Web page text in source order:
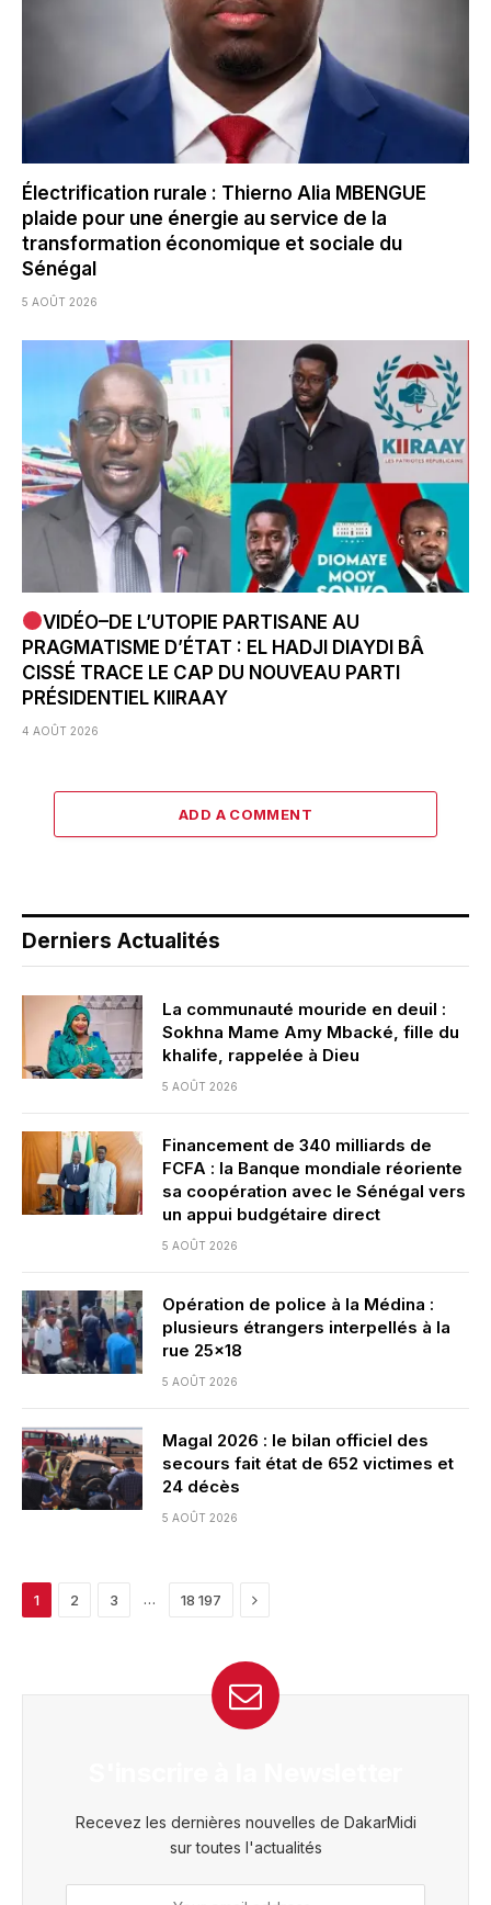
Électrification rurale : Thierno Alia MBENGUE
plaide pour une énergie au service de la
transformation économique et sociale du
Sénégal
5 AOÛT 2026
VIDÉO–DE L’UTOPIE PARTISANE AU
PRAGMATISME D’ÉTAT : EL HADJI DIAYDI BÂ
CISSÉ TRACE LE CAP DU NOUVEAU PARTI
PRÉSIDENTIEL KIIRAAY
4 AOÛT 2026
ADD A COMMENT
Derniers Actualités
La communauté mouride en deuil :
Sokhna Mame Amy Mbacké, fille du
khalife, rappelée à Dieu
5 AOÛT 2026
Financement de 340 milliards de
FCFA : la Banque mondiale réoriente
sa coopération avec le Sénégal vers
un appui budgétaire direct
5 AOÛT 2026
Opération de police à la Médina :
plusieurs étrangers interpellés à la
rue 25×18
5 AOÛT 2026
Magal 2026 : le bilan officiel des
secours fait état de 652 victimes et
24 décès
5 AOÛT 2026
1 2 3 … 18 197 Next
Recevez les dernières nouvelles de DakarMidi
sur toutes l'actualités